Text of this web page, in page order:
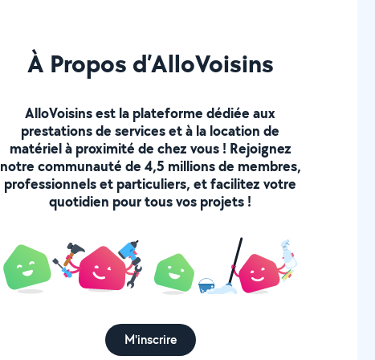
À Propos d’AlloVoisins
AlloVoisins est la plateforme dédiée aux
prestations de services et à la location de
matériel à proximité de chez vous ! Rejoignez
notre communauté de 4,5 millions de membres,
professionnels et particuliers, et facilitez votre
quotidien pour tous vos projets !
M'inscrire